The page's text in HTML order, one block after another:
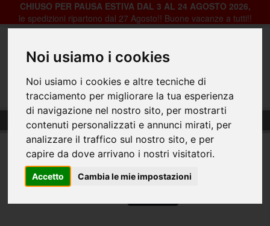
Noi usiamo i cookies
Noi usiamo i cookies e altre tecniche di
tracciamento per migliorare la tua esperienza
di navigazione nel nostro sito, per mostrarti
contenuti personalizzati e annunci mirati, per
analizzare il traffico sul nostro sito, e per
capire da dove arrivano i nostri visitatori.
Accetto Cambia le mie impostazioni
CHIUSO PER PAUSA ESTIVA DAL 3 AL 24 AGOSTO 2026,
le spedizioni ripartono dal 27 Agosto!! Buone vacanze a tutti!!
404-Pagina Non Trovata
404